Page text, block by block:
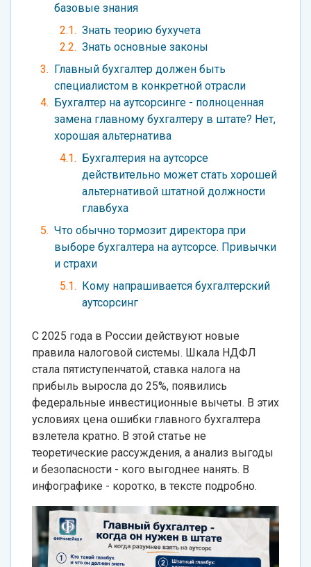
базовые знания
Знать теорию бухучета
Знать основные законы
Главный бухгалтер должен быть
специалистом в конкретной отрасли
Бухгалтер на аутсорсинге - полноценная
замена главному бухгалтеру в штате? Нет,
хорошая альтернатива
Бухгалтерия на аутсорсе
действительно может стать хорошей
альтернативой штатной должности
главбуха
Что обычно тормозит директора при
выборе бухгалтера на аутсорсе. Привычки
и страхи
Кому напрашивается бухгалтерский
аутсорсинг
С 2025 года в России действуют новые
правила налоговой системы. Шкала НДФЛ
стала пятиступенчатой, ставка налога на
прибыль выросла до 25%, появились
федеральные инвестиционные вычеты. В этих
условиях цена ошибки главного бухгалтера
взлетела кратно. В этой статье не
теоретические рассуждения, а анализ выгоды
и безопасности - кого выгоднее нанять. В
инфографике - коротко, в тексте подробно.